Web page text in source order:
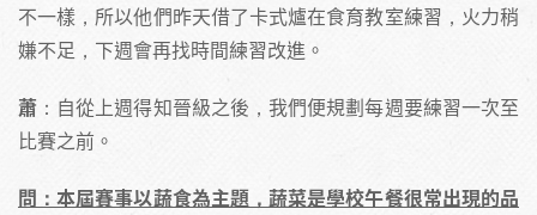
不一樣，所以他們昨天借了卡式爐在食育教室練習，火力稍
嫌不足，下週會再找時間練習改進。
蕭 ：自從上週得知晉級之後，我們便規劃每週要練習一次至
比賽之前。
問：本屆賽事以蔬食為主題，蔬菜是學校午餐很常出現的品